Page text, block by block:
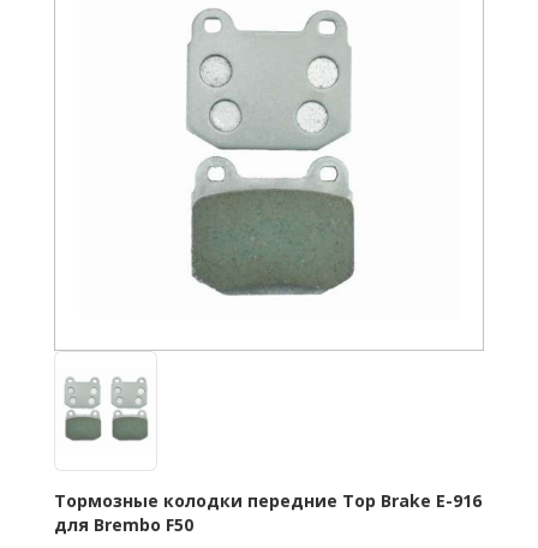
Тормозные колодки передние Top Brake E-916
для Brembo F50